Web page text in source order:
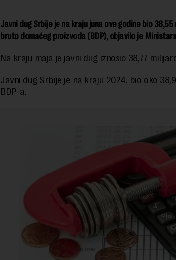
Javni dug Srbije je na kraju juna ove godine bio
bruto domaćeg proizvoda (BDP), objavilo je
Na kraju maja je javni dug iznosio 38,77
Javni dug Srbije je na kraju 2024. bio oko
BDP-a.